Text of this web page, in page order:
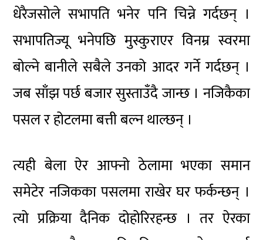
धेरैजसोले सभापति भनेर पनि चिन्ने गर्दछन् ।
सभापतिज्यू भनेपछि मुस्कुराएर विनम्र स्वरमा
बोल्ने बानीले सबैले उनको आदर गर्ने गर्दछन् ।
जब साँझ पर्छ बजार सुस्ताउँदै जान्छ । नजिकैका
पसल र होटलमा बत्ती बल्न थाल्छन् ।
त्यही बेला ऐर आफ्नो ठेलामा भएका समान
समेटेर नजिकका पसलमा राखेर घर फर्कन्छन् ।
त्यो प्रक्रिया दैनिक दोहोरिरहन्छ । तर ऐरका